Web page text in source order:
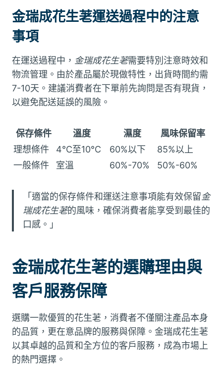
金瑞成花生荖運送過程中的注意
事項
在運送過程中， 金瑞成花生荖需要特別注意時效和
物流管理。由於產品屬於現做特性，出貨時間約需
7-10天。建議消費者在下單前先詢問是否有現貨，
以避免配送延誤的風險。
保存條件 溫度 濕度
風味保留率
理想條件
4°C至10°C 60%以下
85%以上
一般條件
室溫 60%-70% 50%-60%
「適當的保存條件和運送注意事項能有效保留金
瑞成花生荖的風味，確保消費者能享受到最佳的
口感。」
金瑞成花生荖的選購理由與
客戶服務保障
選購一款優質的花生荖，消費者不僅關注產品本身
的品質，更在意品牌的服務與保障。金瑞成花生荖
以其卓越的品質和全方位的客戶服務，成為市場上
的熱門選擇。